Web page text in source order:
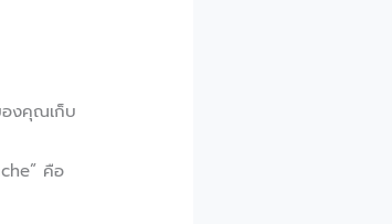
องคุณเก็บ
คือ